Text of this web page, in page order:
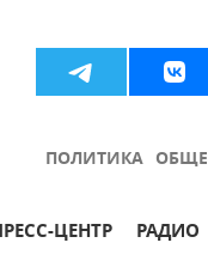
ПОЛИТИКА
ЦЕНТР РАДИО